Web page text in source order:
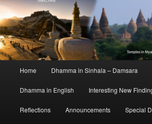
Home Dhamma in Sinhala – Damsara
Dhamma in English Interesting New
Reflections Announcements Special